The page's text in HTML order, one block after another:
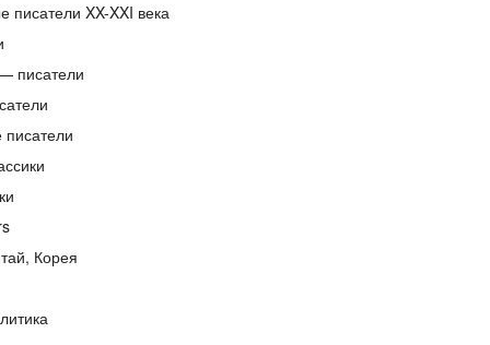
писатели XX-XXI века
писатели
писатели
Корея